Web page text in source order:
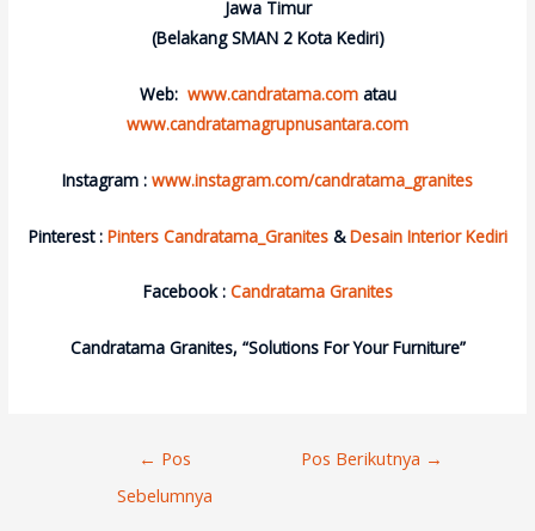
Jawa Timur
(Belakang SMAN 2 Kota Kediri)
Web: www.candratama.com atau
www.candratamagrupnusantara.com
Instagram : www.instagram.com/candratama_granites
Pinterest : Pinters Candratama_Granites &Desain Interior Kediri
Facebook : Candratama Granites
Candratama Granites, “Solutions For Your Furniture”
Navigasi
Pos
← Pos
Sebelumnya
Pos Berikutnya →